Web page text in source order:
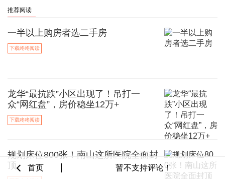
推荐阅读
一半以上购房者选二手房
下载咚咚阅读
龙华“最抗跌”小区出现了！吊打一
众“网红盘”，房价稳坐12万+
下载咚咚阅读
规划床位800张！南山这所医院全面封
顶
首页 暂不支持评论！